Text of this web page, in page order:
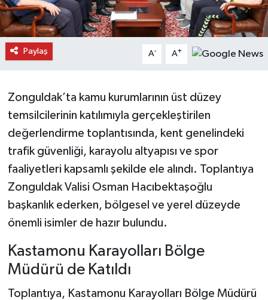
Paylaş A- A+
Zonguldak’ta kamu kurumlarının üst düzey
temsilcilerinin katılımıyla gerçekleştirilen
değerlendirme toplantısında, kent genelindeki
trafik güvenliği, karayolu altyapısı ve spor
faaliyetleri kapsamlı şekilde ele alındı. Toplantıya
Zonguldak Valisi Osman Hacıbektaşoğlu
başkanlık ederken, bölgesel ve yerel düzeyde
önemli isimler de hazır bulundu.
Kastamonu Karayolları Bölge
Müdürü de Katıldı
Toplantıya, Kastamonu Karayolları Bölge Müdürü
İhsangazi Haberleri
İnebolu Haberleri
Merkez Haberleri
Pınarbaşı Haberleri
Şenpazar Haberleri
Seydiler Haberleri
Tosya Haberleri
Karadeniz Haberleri